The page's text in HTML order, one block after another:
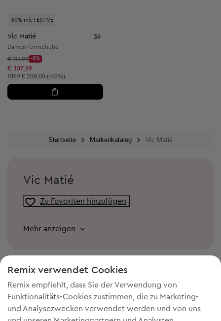
-60% mit FESTIVE
Vic Matié 39
Damen Turnschuhe
Startpreis:
€ 117,99
Discount Price:
-8%
Reduzierter Preis:
€ 107,99
Unverbindliche Preisempfehlung:
RRP € 209,00 (-48%)
Startseite Markenkatalog Vic Matié
Vic Matié
Zu Favoriten hinzufügen
Mehr anzeigen
Remix verwendet Cookies
Remix empfiehlt, dass Sie der Verwendung von
Funktionalitäts-Cookies zustimmen, die zu Marketing-
und Analysezwecken verwendet werden und von uns